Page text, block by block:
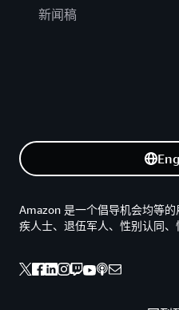
新闻稿
Amazon 是一个倡导机会均等
疾人士、退伍军人、性别认同、